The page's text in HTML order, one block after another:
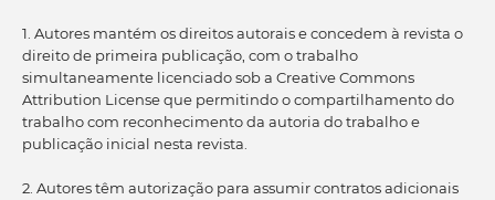
1. Autores mantém os direitos autorais e concedem à revista o
direito de primeira publicação, com o trabalho
simultaneamente licenciado sob a Creative Commons
Attribution License que permitindo o compartilhamento do
trabalho com reconhecimento da autoria do trabalho e
publicação inicial nesta revista.
2. Autores têm autorização para assumir contratos adicionais